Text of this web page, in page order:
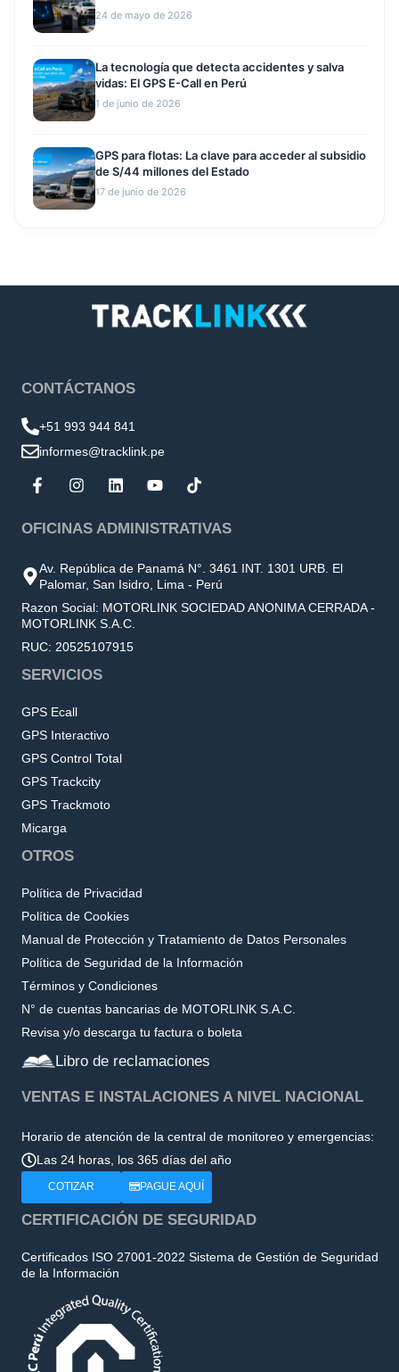
24 de mayo de 2026
La tecnología que detecta accidentes y salva
vidas: El GPS E-Call en Perú
1 de junio de 2026
GPS para flotas: La clave para acceder al subsidio
de S/44 millones del Estado
17 de junio de 2026
CONTÁCTANOS
+51 993 944 841
informes@tracklink.pe
OFICINAS ADMINISTRATIVAS
Av. República de Panamá N°. 3461 INT. 1301 URB. El
Palomar, San Isidro, Lima - Perú
Razon Social: MOTORLINK SOCIEDAD ANONIMA CERRADA -
MOTORLINK S.A.C.
RUC: 20525107915
SERVICIOS
GPS Ecall
GPS Interactivo
GPS Control Total
GPS Trackcity
GPS Trackmoto
Micarga
OTROS
Política de Privacidad
Política de Cookies
Manual de Protección y Tratamiento de Datos Personales
Política de Seguridad de la Información
Términos y Condiciones
N° de cuentas bancarias de MOTORLINK S.A.C.
Revisa y/o descarga tu factura o boleta
Libro de reclamaciones
VENTAS E INSTALACIONES A NIVEL NACIONAL
Horario de atención de la central de monitoreo y emergencias:
Las 24 horas, los 365 días del año
COTIZAR PAGUE AQUÍ
CERTIFICACIÓN DE SEGURIDAD
Certificados ISO 27001-2022 Sistema de Gestión de Seguridad
de la Información